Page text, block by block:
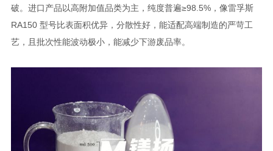
破。进口产品以高附加值品类为主，纯度普遍≥98.5%，像雷孚斯
RA150 型号比表面积优异，分散性好，能适配高端制造的严苛工
艺，且批次性能波动极小，能减少下游废品率。